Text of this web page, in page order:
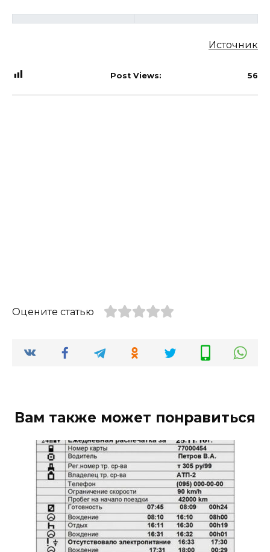
Источник
Post Views: 56
Оцените статью
Вам также может понравиться